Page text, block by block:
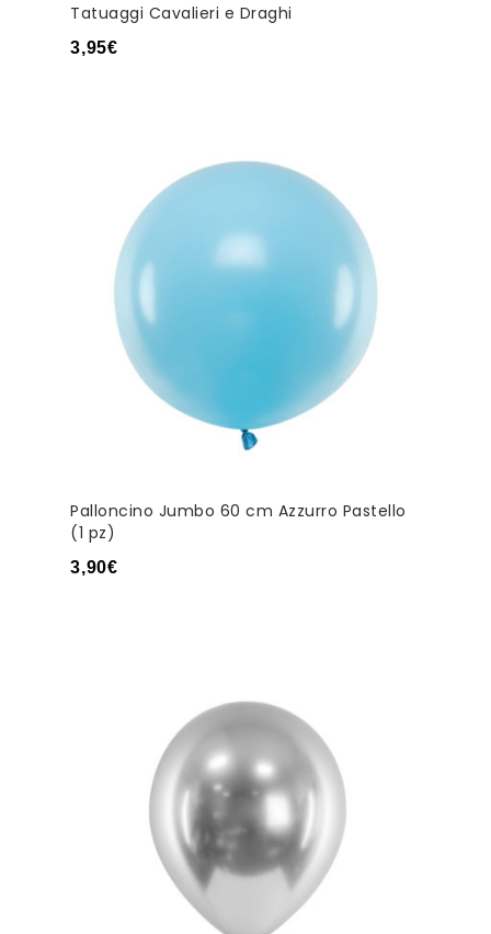
Tatuaggi Cavalieri e Draghi
3,95€
Palloncino Jumbo 60 cm Azzurro Pastello
(1 pz)
3,90€